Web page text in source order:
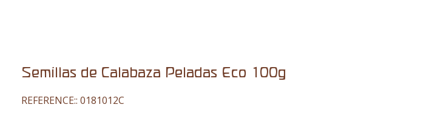
Semillas de Calabaza Peladas Eco 100g
REFERENCE:: 0181012C